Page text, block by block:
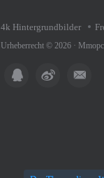
4k Hintergrundbilder
Urheberrecht © 2026 ·